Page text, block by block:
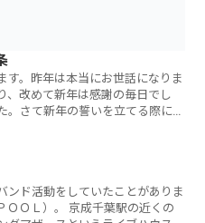
す。昨年は本当にお世話になりま
、改めて新年は感謝の毎日でし
さて新年の誓いを立てる際に思
ンド活動をしていたことがありま
ＯＬ）。 京成千葉駅の近くの